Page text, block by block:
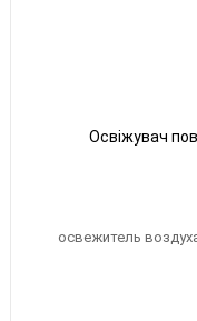
Освіжувач
освежитель